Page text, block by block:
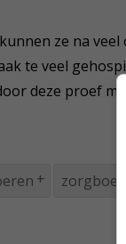
ze na
te veel
deze proef